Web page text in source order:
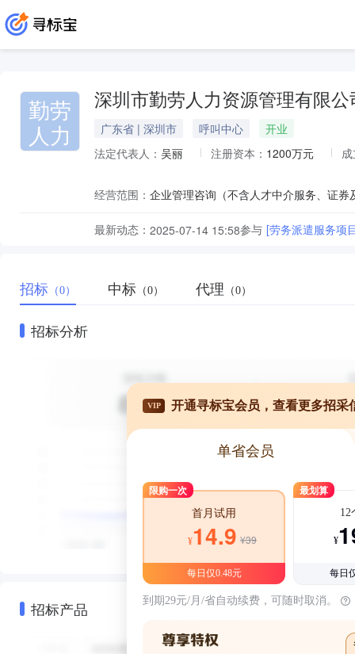
勤劳
人力
深圳市勤劳人力资源管理有限公
广东省 | 深圳市 呼叫中心
开业
法定代表人： 吴丽 注册资本： 1200万元
经营范围：
最新动态： 2025-07-14 15:58参与 [劳务派遣服务项
招标 （0） 中标 （0） 代理 （0）
招标分析
招标产品
VIP 开通寻标宝会员，查看更多招采
单省会员
限购一次
首月试用
¥14.9 ¥39
每日仅0.48元
最划算
12
¥
每日
到期29元/月/省自动续费，可随时取消。